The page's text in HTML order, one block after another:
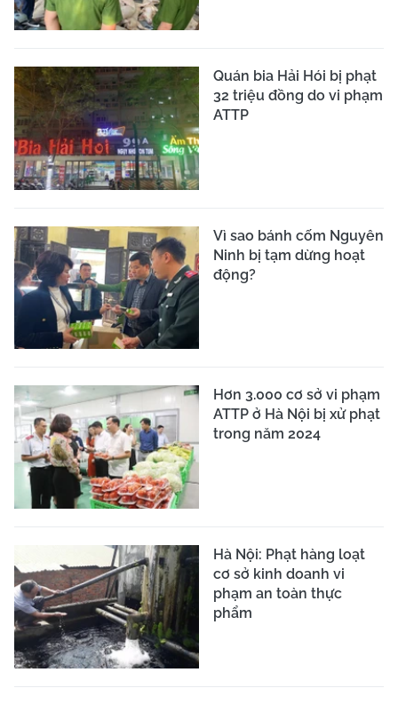
Quán bia Hải Hói bị phạt
32 triệu đồng do vi phạm
ATTP
Vì sao bánh cốm Nguyên
Ninh bị tạm dừng hoạt
động?
Hơn 3.000 cơ sở vi phạm
ATTP ở Hà Nội bị xử phạt
trong năm 2024
Hà Nội: Phạt hàng loạt
cơ sở kinh doanh vi
phạm an toàn thực
phẩm